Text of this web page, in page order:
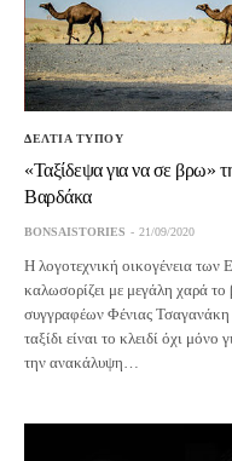
ΔΕΛΤΙΑ ΤΥΠΟΥ
«Ταξίδεψα για να σε βρω»
Βαρδάκα
BONSAISTORIES 21/09/2020
Η λογοτεχνική οικογένεια των
καλωσορίζει με μεγάλη χαρά
συγγραφέων Φένιας
ταξίδι είναι το κλειδί όχι
την ανακάλυψη…